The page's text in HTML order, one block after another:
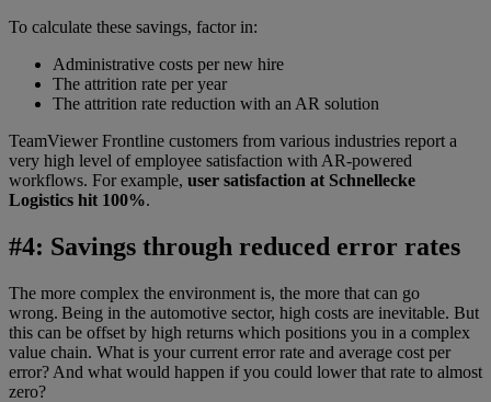
To calculate these savings, factor in:
Administrative costs per new hire
The attrition rate per year
The attrition rate reduction with an AR solution
TeamViewer Frontline customers from various industries report a
very high level of employee satisfaction with AR-powered
workflows. For example, user satisfaction at Schnellecke
Logistics hit 100%.
#4: Savings through reduced error rates
The more complex the environment is, the more that can go
wrong. Being in the automotive sector, high costs are inevitable. But
this can be offset by high returns which positions you in a complex
value chain. What is your current error rate and average cost per
error? And what would happen if you could lower that rate to almost
zero?